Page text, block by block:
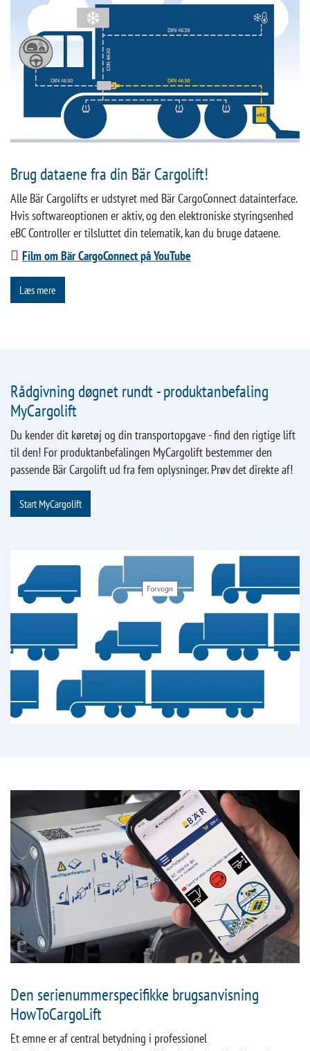
Brug dataene fra din Bär Cargolift!
Alle Bär Cargolifts er udstyret med Bär CargoConnect datainterface.
Hvis softwareoptionen er aktiv, og den elektroniske styringsenhed
eBC Controller er tilsluttet din telematik, kan du bruge dataene.
Film om Bär CargoConnect på YouTube
Læs mere
Rådgivning døgnet rundt - produktanbefaling
MyCargolift
Du kender dit køretøj og din transportopgave - find den rigtige lift
til den! For produktanbefalingen MyCargolift bestemmer den
passende Bär Cargolift ud fra fem oplysninger. Prøv det direkte af!
Start MyCargolift
Den serienummerspecifikke brugsanvisning
HowToCargoLift
Et emne er af central betydning i professionel